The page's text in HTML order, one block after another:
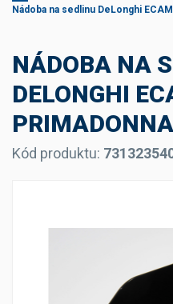
Nádoba na sedlinu DeLonghi
NÁDOBA NA
DELONGHI
Kód produktu: